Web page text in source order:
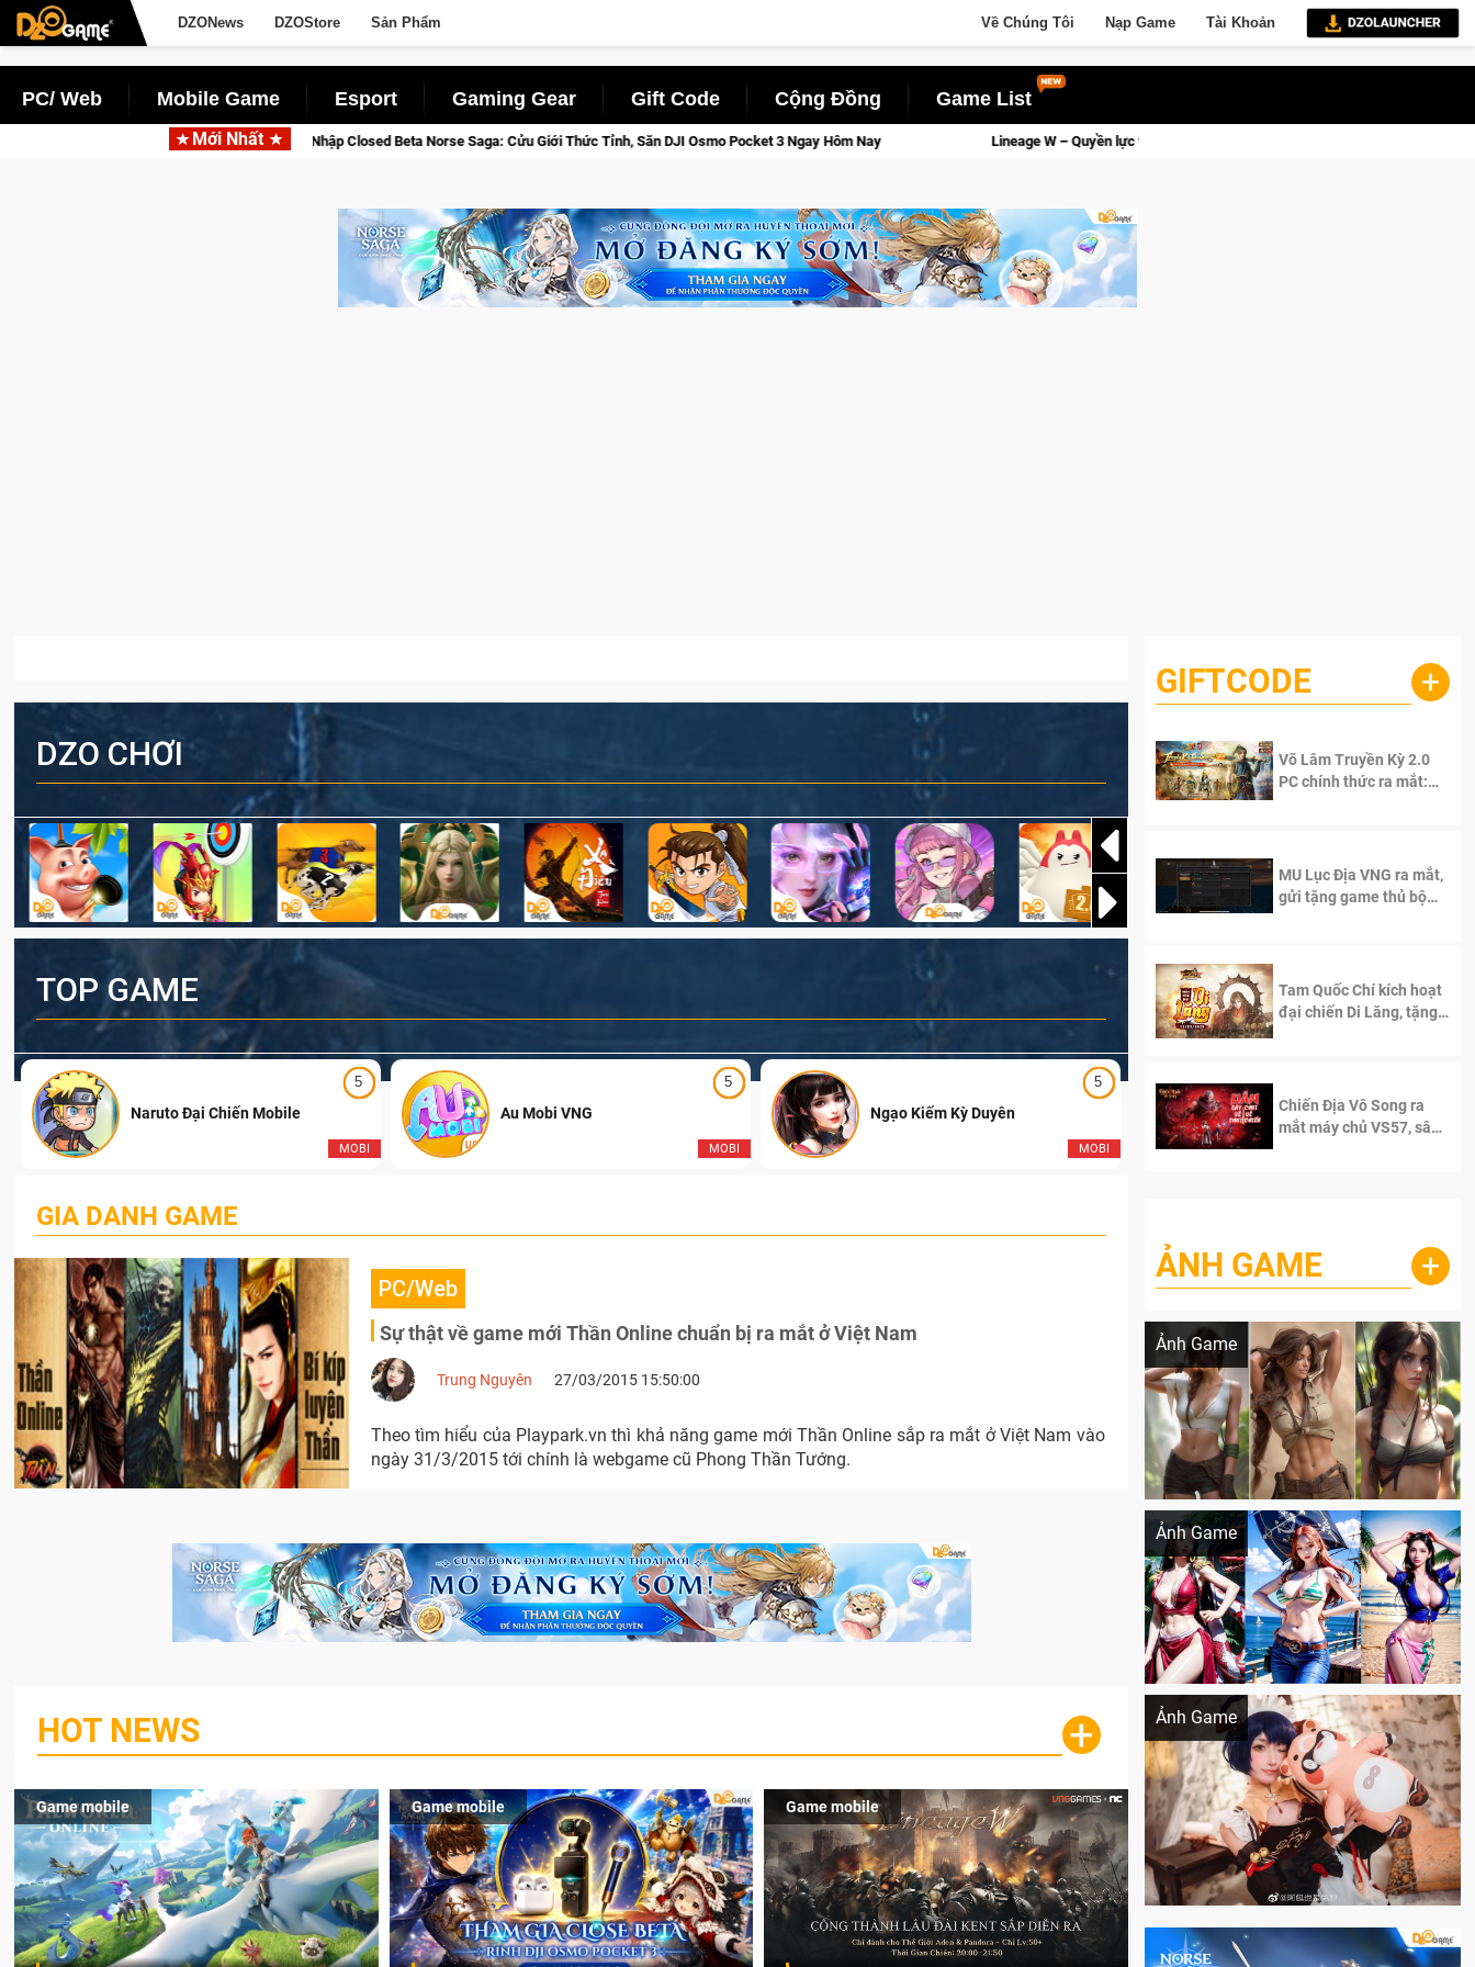
DZONews DZOStore Sản Phẩm Về Chúng Tôi Nạp Game Tài Khoản
PC/ Web Mobile Game Esport Gaming Gear Gift Code Cộng Đồng Game List
Mới Nhất
Gia Nhập Closed Beta Norse Saga: Cửu Giới Thức Tỉnh, Săn DJI Osmo Pocket 3 Ngay Hôm Nay Lineage W – Quyền lực và tài phú sẽ về tay kẻ đoạt được Vương Quyền thành Kent sắp tới!
DZO CHƠI
TOP GAME
5
MOBI
Naruto Đại Chiến Mobile
5
MOBI
Au Mobi VNG
5
MOBI
Ngạo Kiếm Kỳ Duyên Ngạo Thiên Mobile
GIA DANH GAME
PC/Web
Sự thật về game mới Thần Online chuẩn bị ra mắt ở Việt Nam
Trung Nguyên 27/03/2015 15:50:00
Theo tìm hiểu của Playpark.vn thì khả năng game mới Thần Online sắp ra mắt ở Việt Nam vào
ngày 31/3/2015 tới chính là webgame cũ Phong Thần Tướng.
HOT NEWS +
Game mobile Game mobile Game mobile
GIFTCODE +
Võ Lâm Truyền Kỳ 2.0
PC chính thức ra mắt:
MU Lục Địa VNG ra mắt,
gửi tặng game thủ bộ
Tam Quốc Chí kích hoạt
đại chiến Di Lăng, tặng
Chiến Địa Vô Song ra
mắt máy chủ VS57, sân
ẢNH GAME +
Ảnh Game
Lala Croft vừa nóng vừa xinh dưới nét vẽ
Ảnh Game
Khi AI Cosplay gái đẹp One Piece
Ảnh Game
Cosplay Xiangling siêu cute